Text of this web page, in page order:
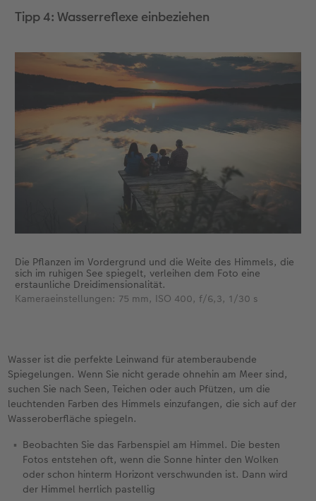
Tipp 4: Wasserreflexe einbeziehen
Die Pflanzen im Vordergrund und die Weite des Himmels, die
sich im ruhigen See spiegelt, verleihen dem Foto eine
erstaunliche Dreidimensionalität.
Kameraeinstellungen: 75 mm, ISO 400, f/6,3, 1/30 s
Wasser ist die perfekte Leinwand für atemberaubende
Spiegelungen. Wenn Sie nicht gerade ohnehin am Meer sind,
suchen Sie nach Seen, Teichen oder auch Pfützen, um die
leuchtenden Farben des Himmels einzufangen, die sich auf der
Wasseroberfläche spiegeln.
Beobachten Sie das Farbenspiel am Himmel. Die besten
Fotos entstehen oft, wenn die Sonne hinter den Wolken
oder schon hinterm Horizont verschwunden ist. Dann wird
der Himmel herrlich pastellig